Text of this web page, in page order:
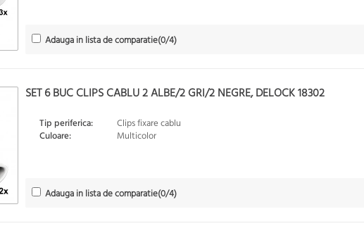
Adauga in lista de comparatie(0/4)
SET 6 BUC CLIPS CABLU 2 ALBE/2 GRI/2 NEGRE, DELOCK 18302
Tip periferica:
Clips fixare cablu
Culoare:
Multicolor
Adauga in lista de comparatie(0/4)